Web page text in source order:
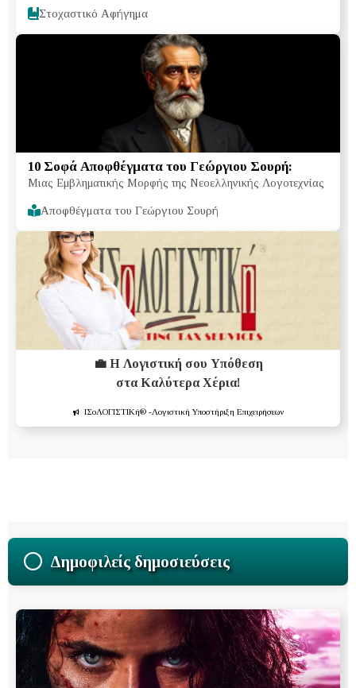
Στοχαστικό Αφήγημα
10 Σοφά Αποφθέγματα του Γεώργιου Σουρή:
Μιας Εμβληματικής Μορφής της Νεοελληνικής Λογοτεχνίας
Αποφθέγματα του Γεώργιου Σουρή
💼 Η Λογιστική σου Υπόθεση
στα Καλύτερα Χέρια!
ΙΣοΛΟΓΙΣΤΙΚή®-Λογιστική Υποστήριξη Επιχειρήσεων
Δημοφιλείς δημοσιεύσεις